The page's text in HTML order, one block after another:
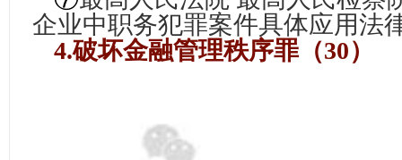
企业中职务犯罪案件具体应用法
4.破坏金融管理秩序罪（30）